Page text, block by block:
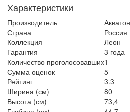
Характеристики
Производитель
Акватон
Страна
Россия
Коллекция
Леон
Гарантия
3 года
Количество проголосовавших1
Сумма оценок
5
Рейтинг
3.3
Ширина (см)
80
Высота (см)
73,4